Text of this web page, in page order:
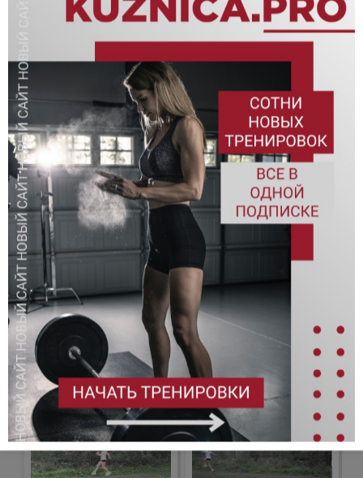
АЛЬТЕРНАТИВНЫЕ УПРАЖНЕНИЯ
Кардио разминка перед
тренировкой в зале
Интервальный бег
Бег - средний темп Бег - быстрый темп (спринт).
Фартлек. Интервальный бег Прыжки с ноги на ногу, показ